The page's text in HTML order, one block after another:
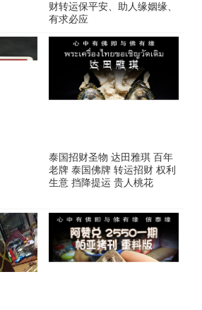
财转运保平安、助人缘姻缘、
有求必应
泰国招财圣物 达田雅琪 百年
老牌 泰国佛牌 转运招财 权利
生意 挡降提运 贵人桃花